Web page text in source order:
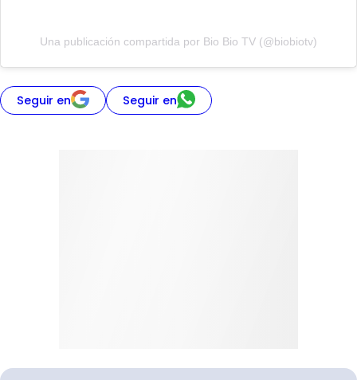
Una publicación compartida por Bio Bio TV (@biobiotv)
Seguir en Seguir en